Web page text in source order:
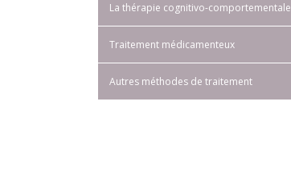
La thérapie cognitivo-comportementale
Traitement médicamenteux
Autres méthodes de traitement